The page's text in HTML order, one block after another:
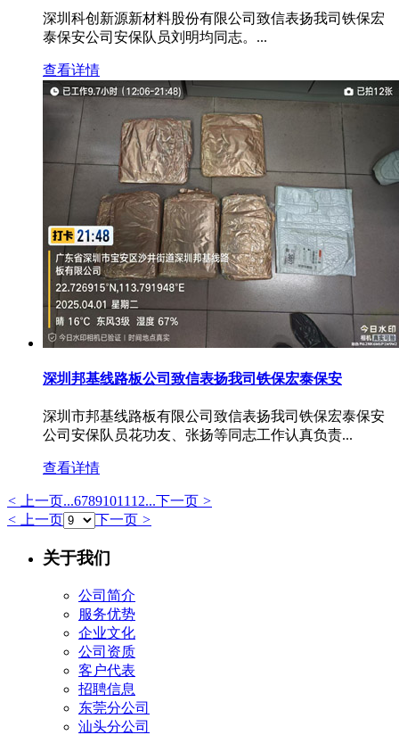
深圳科创新源新材料股份有限公司致信表扬我司铁保宏
泰保安公司安保队员刘明均同志。...
查看详情
深圳邦基线路板公司致信表扬我司铁保宏泰保安
深圳市邦基线路板有限公司致信表扬我司铁保宏泰保安
公司安保队员花功友、张扬等同志工作认真负责...
查看详情
< 上一页...67891011 12...下一页 >
< 上一页 下一页 >
关于我们
公司简介
服务优势
企业文化
公司资质
客户代表
招聘信息
东莞分公司
汕头分公司